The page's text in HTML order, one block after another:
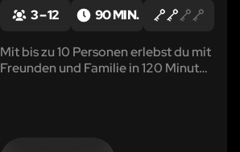
3 – 12 90 MIN.
Mit bis zu 10 Personen erlebst du mit
Freunden und Familie in 120 Minuten